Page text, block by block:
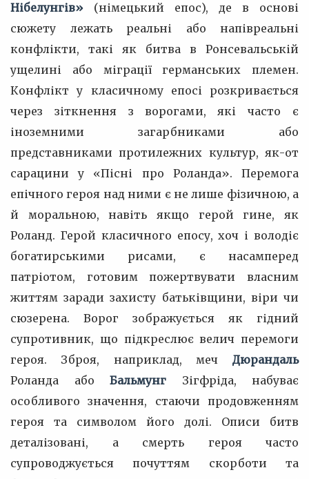
Нібелунгів» (німецький епос), де в основі
сюжету лежать реальні або напівреальні
конфлікти, такі як битва в Ронсевальській
ущелині або міграції германських племен.
Конфлікт у класичному епосі розкривається
через зіткнення з ворогами, які часто є
іноземними загарбниками або
представниками протилежних культур, як-от
сарацини у «Пісні про Роланда». Перемога
епічного героя над ними є не лише фізичною, а
й моральною, навіть якщо герой гине, як
Роланд. Герой класичного епосу, хоч і володіє
богатирськими рисами, є насамперед
патріотом, готовим пожертвувати власним
життям заради захисту батьківщини, віри чи
сюзерена. Ворог зображується як гідний
супротивник, що підкреслює велич перемоги
героя. Зброя, наприклад, меч Дюрандаль
Роланда або Бальмунг Зігфріда, набуває
особливого значення, стаючи продовженням
героя та символом його долі. Описи битв
деталізовані, а смерть героя часто
супроводжується почуттям скорботи та